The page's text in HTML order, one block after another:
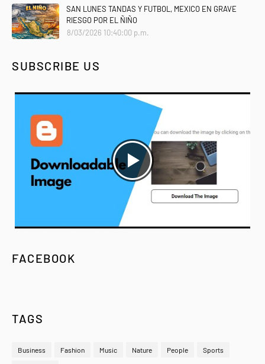
SAN LUNES TANDAS Y FUTBOL, MEXICO EN GRAVE
RIESGO POR EL ÑIÑO
8/03/2026 10:40:00 p.m.
SUBSCRIBE US
FACEBOOK
TAGS
Business Fashion Music Nature People Sports